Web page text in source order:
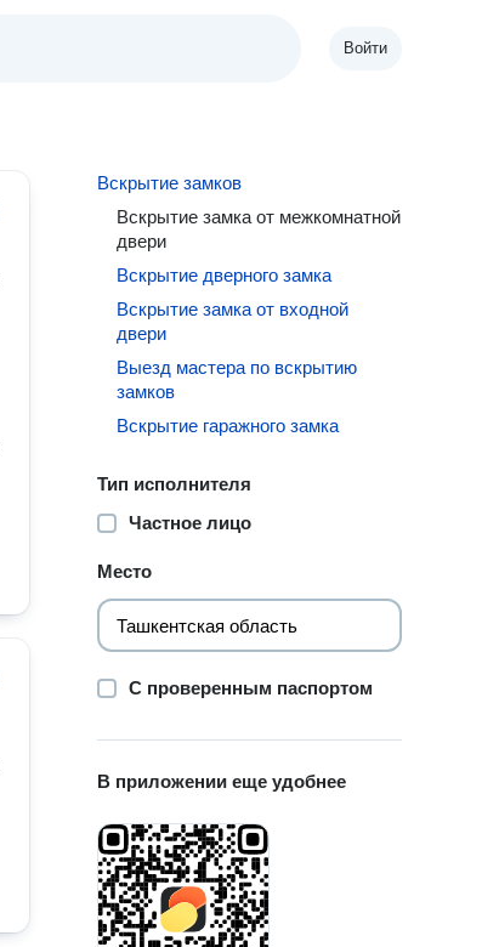
Войти
Вскрытие замков
Вскрытие замка от межкомнатной
двери
Вскрытие дверного замка
Вскрытие замка от входной
двери
Выезд мастера по вскрытию
замков
Вскрытие гаражного замка
Тип исполнителя
Частное лицо
Место
С проверенным паспортом
В приложении еще удобнее